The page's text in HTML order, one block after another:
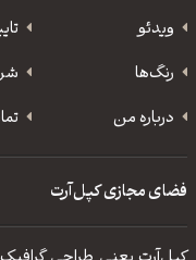
ویدئو
رنگ‌ها
درباره من
فضای مجازی کپل‌آرت